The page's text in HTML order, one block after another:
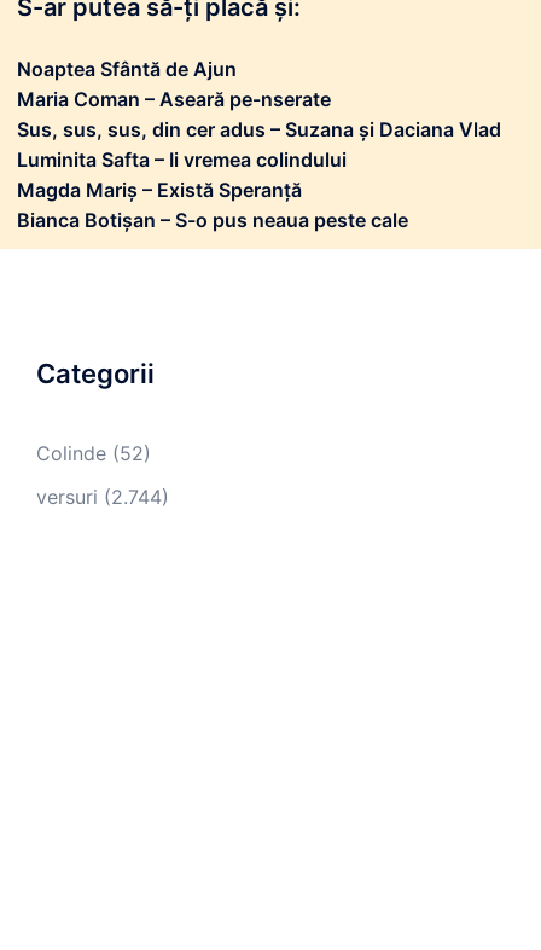
S-ar putea să-ți placă și:
Noaptea Sfântă de Ajun
Maria Coman – Aseară pe-nserate
Sus, sus, sus, din cer adus – Suzana și Daciana Vlad
Luminita Safta – Ii vremea colindului
Magda Mariș – Există Speranță
Bianca Botișan – S-o pus neaua peste cale
Categorii
Colinde (52)
versuri (2.744)